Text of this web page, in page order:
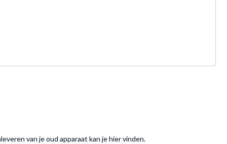
van je oud apparaat kan je hier vinden.